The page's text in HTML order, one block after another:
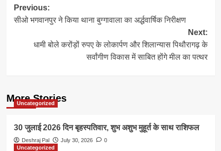
Post
navigation
Previous:
सीओ भगवानपुर ने किया थाना बुग्गावाला का अर्द्धवार्षिक निरीक्षण
Next:
धामी बोले करोंड़ों रुपए के लोकार्पण और शिलान्यास पिथौरागढ़ के
सर्वांगीण विकास में साबित होंगे मील का पत्थर
More Stories
Uncategorized
30 जुलाई 2026 दिन बृहस्पतिवार, शुभ अशुभ मुहूर्त के साथ राशिफल
Deshraj Pal July 30, 2026
0
Uncategorized